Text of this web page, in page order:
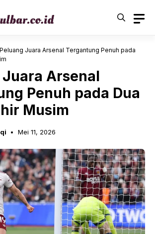
Peluang Juara Arsenal Tergantung Penuh pada
Arsenal
Penuh pada Dua
Musim
Mei 11, 2026